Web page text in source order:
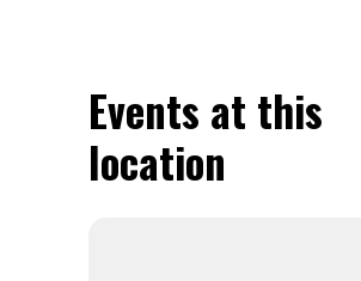
Events at this
location